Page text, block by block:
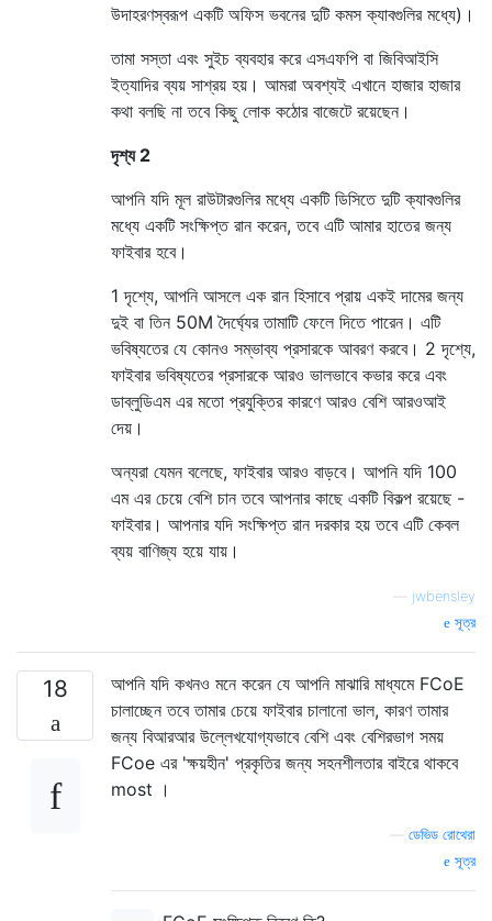
উদাহরণস্বরূপ একটি অফিস ভবনের দুটি কমস ক্যাবগুলির মধ্যে)।
তামা সস্তা এবং সুইচ ব্যবহার করে এসএফপি বা জিবিআইসি
ইত্যাদির ব্যয় সাশ্রয় হয়। আমরা অবশ্যই এখানে হাজার হাজার
কথা বলছি না তবে কিছু লোক কঠোর বাজেটে রয়েছেন।
দৃশ্য 2
আপনি যদি মূল রাউটারগুলির মধ্যে একটি ডিসিতে দুটি ক্যাবগুলির
মধ্যে একটি সংক্ষিপ্ত রান করেন, তবে এটি আমার হাতের জন্য
ফাইবার হবে।
1 দৃশ্যে, আপনি আসলে এক রান হিসাবে প্রায় একই দামের জন্য
দুই বা তিন 50M দৈর্ঘ্যের তামাটি ফেলে দিতে পারেন। এটি
ভবিষ্যতের যে কোনও সম্ভাব্য প্রসারকে আবরণ করবে। 2 দৃশ্যে,
ফাইবার ভবিষ্যতের প্রসারকে আরও ভালভাবে কভার করে এবং
ডাব্লুডিএম এর মতো প্রযুক্তির কারণে আরও বেশি আরওআই
দেয়।
অন্যরা যেমন বলেছে, ফাইবার আরও বাড়বে। আপনি যদি 100
এম এর চেয়ে বেশি চান তবে আপনার কাছে একটি বিকল্প রয়েছে -
ফাইবার। আপনার যদি সংক্ষিপ্ত রান দরকার হয় তবে এটি কেবল
ব্যয় বাণিজ্য হয়ে যায়।
jwbensley
সূত্র
18
আপনি যদি কখনও মনে করেন যে আপনি মাঝারি মাধ্যমে FCoE
চালাচ্ছেন তবে তামার চেয়ে ফাইবার চালানো ভাল, কারণ তামার
জন্য বিআরআর উল্লেখযোগ্যভাবে বেশি এবং বেশিরভাগ সময়
FCoe এর 'ক্ষয়হীন' প্রকৃতির জন্য সহনশীলতার বাইরে থাকবে
most ।
ডেভিড রোথেরা
সূত্র